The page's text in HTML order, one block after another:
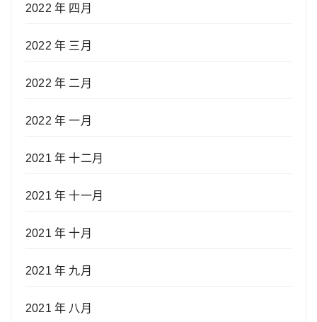
2022 年 四月
2022 年 三月
2022 年 二月
2022 年 一月
2021 年 十二月
2021 年 十一月
2021 年 十月
2021 年 九月
2021 年 八月